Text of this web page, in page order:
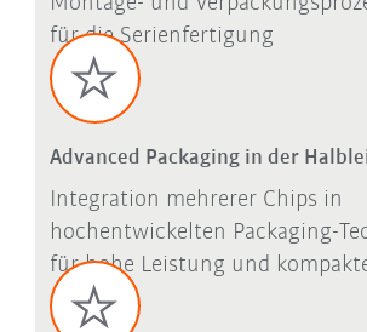
für die Serienfertigung
Advanced Packaging in der
Integration mehrerer Chips in
hochentwickelten Packaging-
für hohe Leistung und